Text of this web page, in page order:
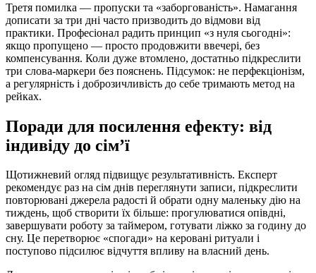
Третя помилка — пропуски та «заборгованість». Намагання
дописати за три дні часто призводить до відмови від
практики. Професіонал радить принцип «з нуля сьогодні»:
якщо пропущено — просто продовжити ввечері, без
компенсування. Коли дуже втомлено, достатньо підкреслити
три слова-маркери без пояснень. Підсумок: не перфекціонізм,
а регулярність і доброзичливість до себе тримають метод на
рейках.
Поради для посилення ефекту: від
індивіду до сім’ї
Щотижневий огляд підвищує результативність. Експерт
рекомендує раз на сім днів переглянути записи, підкреслити
повторювані джерела радості й обрати одну маленьку дію на
тиждень, щоб створити їх більше: прогулюватися опівдні,
завершувати роботу за таймером, готувати ліжко за годину до
сну. Це перетворює «спогади» на керовані ритуали і
поступово підсилює відчуття впливу на власний день.